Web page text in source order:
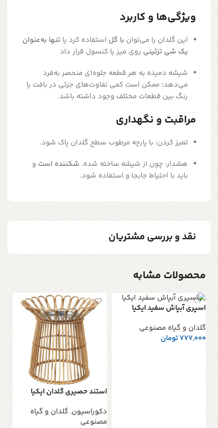
ویژگی‌ها و کاربرد
این گلدان را می‌توان با گل استفاده کرد یا تنها به‌عنوان
یک شی تزئینی روی میز یا کنسول قرار داد
شیشه‌ دمیده به هر قطعه جلوه‌ای منحصر به‌فرد
می‌دهد؛ ممکن است کمی تفاوت‌های جزئی در بافت یا
رنگ بین قطعات مختلف وجود داشته باشد.
مراقبت و نگهداری
تمیز کردن: با پارچه مرطوب سطح گلدان پاک شود.
هشدار: چون از شیشه ساخته شده، شکننده است و
باید با احتیاط جابجا و استفاده شود.
نقد و بررسی مشتریان
محصولات مشابه
اسپري آبپاش سفيد ايكيا
گلدان و گیاه مصنوعی
777,000تومان
استند حصيري گلدان ايكيا
دکوراسیون, گلدان و گیاه
مصنوعی